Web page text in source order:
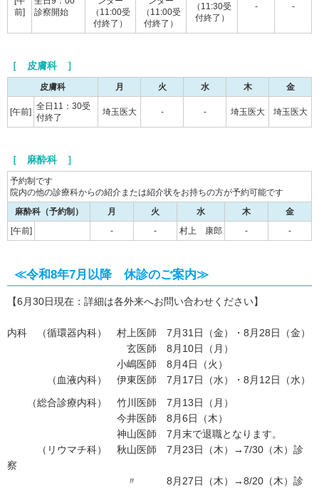
前]
診察開始
（11:00受
付終了）
（11:00受
付終了）
（11:30受
付終了）
- -
［ 皮膚科 ］
皮膚科 月 火 水 木 金
[午前]
全日11：30受
付終了
埼玉医大 - - 埼玉医大 埼玉医大
［ 麻酔科 ］
予約制です
院内の他の診療科からの紹介または紹介状をお持ちの方が予約可能です
麻酔科（予約制）
月 火 水 木
金
[午前]
- - 村上 康郎 - -
≪令和8年7月以降 休診のご案内≫
【6月30日現在：詳細は各外来へお問い合わせください】
内科 （循環器内科） 村上医師 7月31日（金）・8月28日（金）
玄医師 8月10日（月）
小嶋医師 8月4日（火）
（血液内科） 伊東医師 7月17日（水）・8月12日（水）
（総合診療内科） 竹川医師 7月13日（月）
今井医師 8月6日（木）
神山医師 7月末で退職となります。
（リウマチ科） 秋山医師 7月23日（木）→7/30（木）診
察
〃 8月27日（木）→8/20（木）診